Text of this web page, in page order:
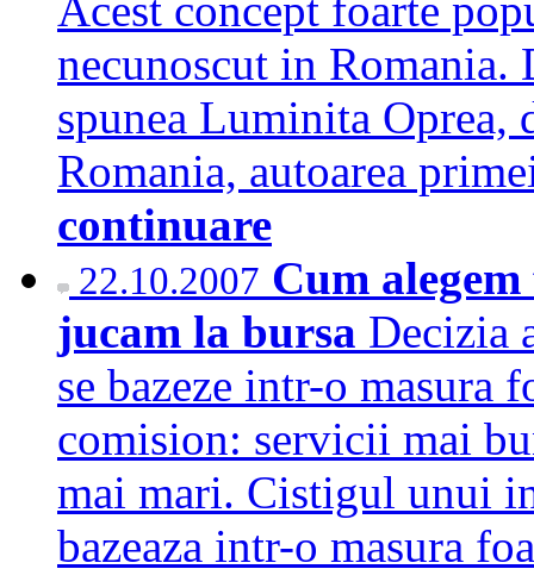
necunoscut in
spunea Luminita
Romania, autoarea
continuare
22.10.2007 Cum
jucam la bursa Decizia
se bazeze intr-o masura
comision: servicii mai
mai mari. Cistigul unui
bazeaza intr-o masura